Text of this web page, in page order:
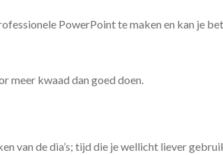
PowerPoint te maken en kan je
meer kwaad dan goed doen.
van de dia’s; tijd die je wellicht liever